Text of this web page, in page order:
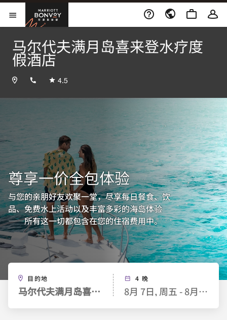
Skip to Content
打开菜单万豪旅享家
马尔代夫满月岛喜来登水疗度
假酒店
+9606642010
4.5
尊享一价全包体验
与您的亲朋好友欢聚一堂，尽享每日餐食、饮
品、免费水上活动以及丰富多彩的海岛体验
——所有这一切都包含在您的住宿费用中。
目的地
马尔代夫满月岛喜来登水疗度假酒店
4 晚
8月 7日, 周五 - 8月 11日,